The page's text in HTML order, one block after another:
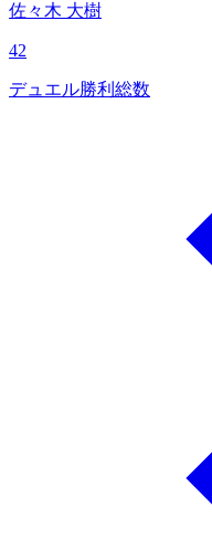
佐々木 大樹
42
デュエル勝利総数